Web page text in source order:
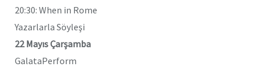
20:30: When in Rome
Yazarlarla Söyleşi
22 Mayıs Çarşamba
GalataPerform